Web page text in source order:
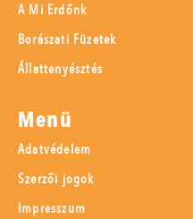
A Mi Erdőnk
Borászati Füzetek
Állattenyésztés
Menü
Adatvédelem
Szerzői jogok
Impresszum